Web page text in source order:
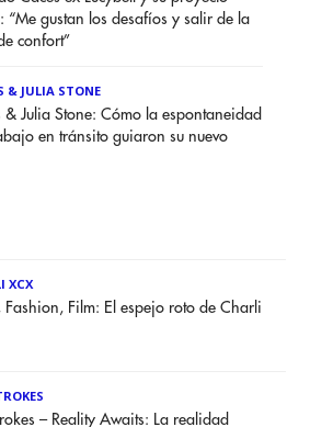
“Me gustan los desafíos y salir de la
confort”
& JULIA STONE
& Julia Stone: Cómo la espontaneidad
en tránsito guiaron su nuevo
XCX
Fashion, Film: El espejo roto de Charli
– Reality Awaits: La realidad